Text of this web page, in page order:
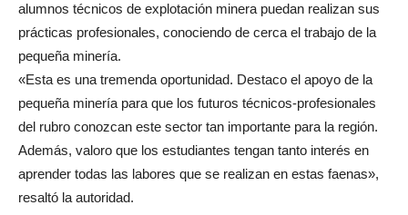
alumnos técnicos de explotación minera puedan realizan sus
prácticas profesionales, conociendo de cerca el trabajo de la
pequeña minería.
«Esta es una tremenda oportunidad. Destaco el apoyo de la
pequeña minería para que los futuros técnicos-profesionales
del rubro conozcan este sector tan importante para la región.
Además, valoro que los estudiantes tengan tanto interés en
aprender todas las labores que se realizan en estas faenas»,
resaltó la autoridad.